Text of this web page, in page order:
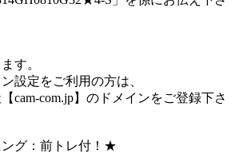
す。
設定をご利用の方は、
cam-com.jp】のドメインをご登録下さ
グ：前トレ付！★